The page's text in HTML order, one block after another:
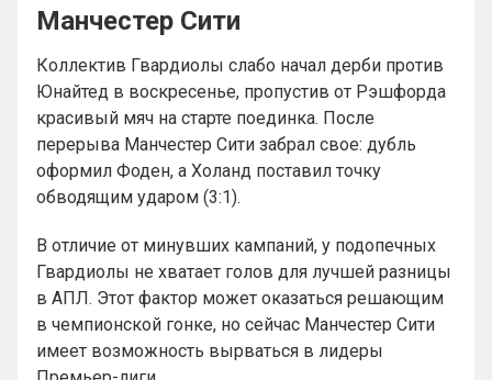
Манчестер Сити
Коллектив Гвардиолы слабо начал дерби против
Юнайтед в воскресенье, пропустив от Рэшфорда
красивый мяч на старте поединка. После
перерыва Манчестер Сити забрал свое: дубль
оформил Фоден, а Холанд поставил точку
обводящим ударом (3:1).
В отличие от минувших кампаний, у подопечных
Гвардиолы не хватает голов для лучшей разницы
в АПЛ. Этот фактор может оказаться решающим
в чемпионской гонке, но сейчас Манчестер Сити
имеет возможность вырваться в лидеры